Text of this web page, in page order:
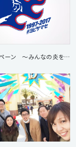
青炎キャンペーン ～みんなの炎を#ヨビサマセ～